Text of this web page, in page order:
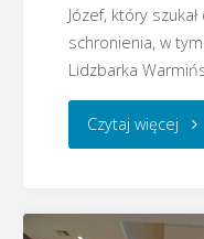
Józef, który
schronienia, w
Lidzbarka
Czytaj więcej
–